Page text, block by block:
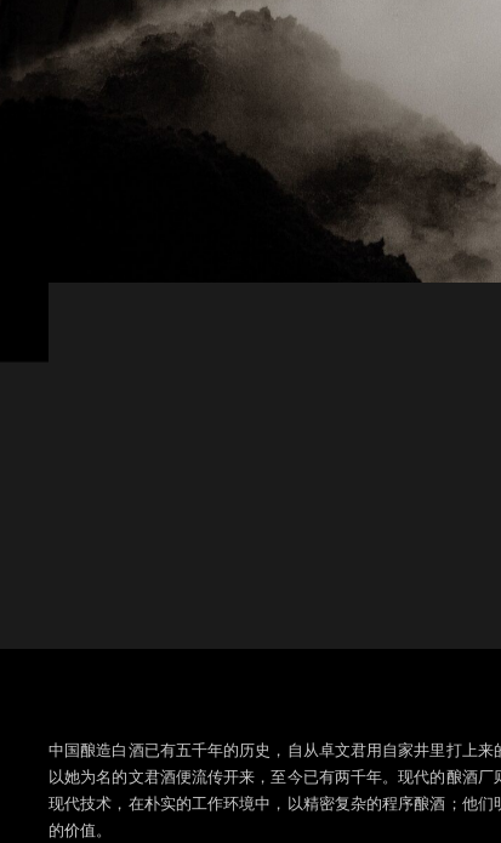
中国酿造白酒已有五千年的历史，自从卓文君用自家井里打上来
以她为名的文君酒便流传开来，至今已有两千年。现代的酿酒
现代技术，在朴实的工作环境中，以精密复杂的程序酿酒；他
的价值。